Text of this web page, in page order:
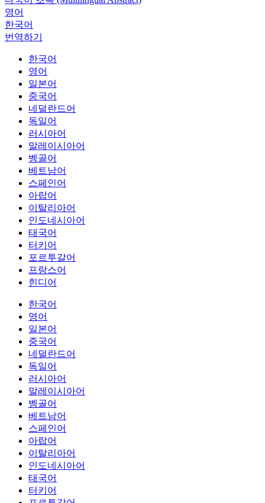
영어
한국어
번역하기
한국어
영어
일본어
중국어
네덜란드어
독일어
러시아어
말레이시아어
벵골어
베트남어
스페인어
아랍어
이탈리아어
인도네시아어
태국어
터키어
포르투갈어
프랑스어
힌디어
한국어
영어
일본어
중국어
네덜란드어
독일어
러시아어
말레이시아어
벵골어
베트남어
스페인어
아랍어
이탈리아어
인도네시아어
태국어
터키어